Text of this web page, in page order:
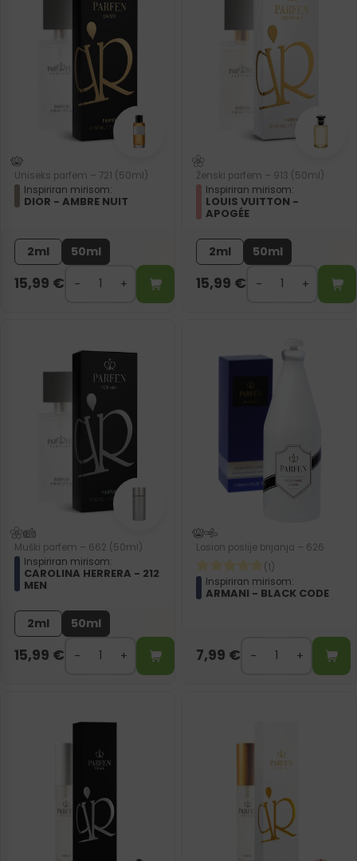
Uniseks parfem – 721 (50ml)
Inspiriran mirisom:
DIOR - AMBRE NUIT
2ml 50ml
15,99 €
Ženski parfem – 913 (50ml)
Inspiriran mirisom:
LOUIS VUITTON -
APOGÉE
2ml 50ml
15,99 €
Muški parfem – 662 (50ml)
Inspiriran mirisom:
CAROLINA HERRERA - 212
MEN
2ml 50ml
15,99 €
Losion poslije brijanja – 626
(1)
Inspiriran mirisom:
ARMANI - BLACK CODE
7,99 €